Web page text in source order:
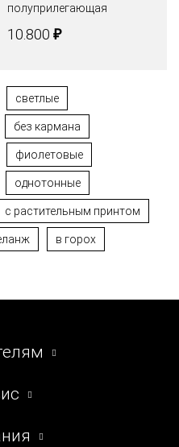
полуприлегающая
10.800 ₽
светлые
без кармана
фиолетовые
однотонные
с растительным принтом
в горох